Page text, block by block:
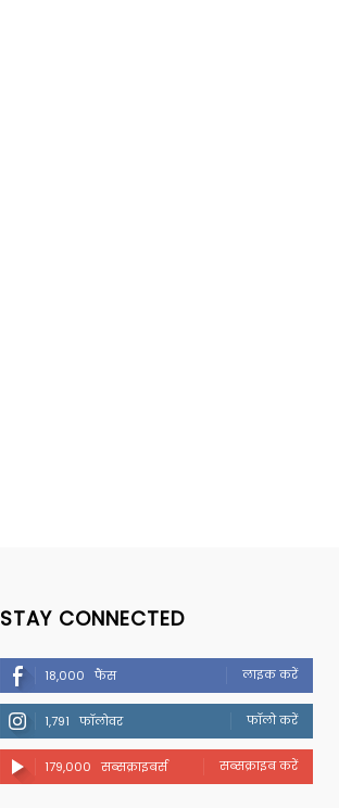
STAY CONNECTED
18,000 फैंस लाइक करें
1,791 फॉलोवर फॉलो करें
179,000 सब्सक्राइबर्स सब्सक्राइब करें